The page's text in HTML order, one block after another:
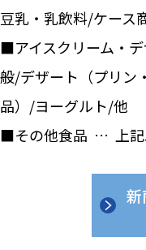
豆乳・乳飲料/ケース
■アイスクリーム・
般/デザート（プリン
品）/ヨーグルト/他
■その他食品 … 上記
新